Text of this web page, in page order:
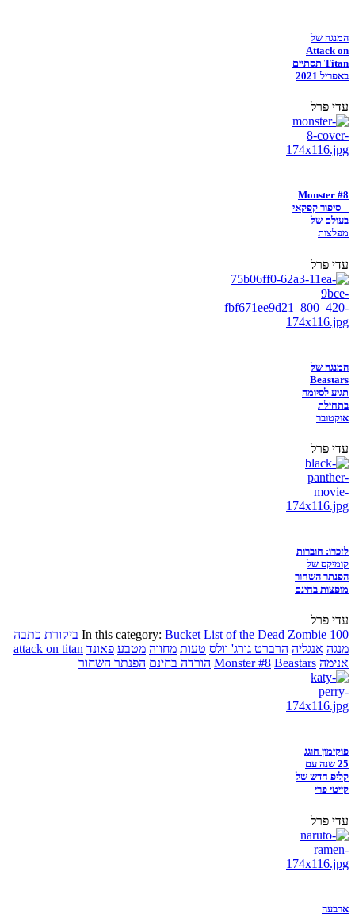
המנגה של
Attack on
Titan תסתיים
באפריל 2021
עדי פרל
Monster #8
– סיפור קפקאי
בעולם של
מפלצות
עדי פרל
המנגה של
Beastars
תגיע לסיומה
בתחילת
אוקטובר
עדי פרל
לזכרו: חוברות
קומיקס של
הפנתר השחור
מופצות בחינם
עדי פרל
In this category: Bucket List of the Dead Zombie 100 ביקורת כתבה
מנגה אנגליה הרברט גורג' וולס טעות מחווה מטבע פאונד attack on titan
אנימה
Monster #8 Beastars הורדה בחינם הפנתר השחור
פוקימון חוגג
25 שנה עם
קליפ חדש של
קייטי פרי
עדי פרל
ארבעה